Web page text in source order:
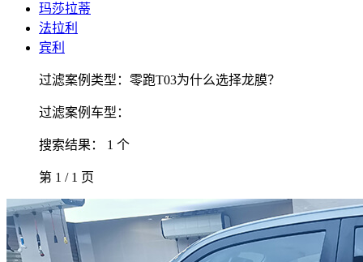
玛莎拉蒂
法拉利
宾利
过滤案例类型：零跑T03为什么选择龙膜？
过滤案例车型：
搜索结果： 1 个
第 1 / 1 页